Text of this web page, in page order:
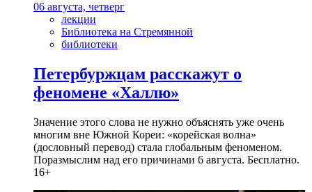
06 августа, четверг
лекции
Библиотека на Стремянной
библиотеки
Петербуржцам расскажут о
феномене «Халлю»
Значение этого слова не нужно объяснять уже очень
многим вне Южной Кореи: «корейская волна»
(дословный перевод) стала глобальным феноменом.
Поразмыслим над его причинами 6 августа. Бесплатно.
16+